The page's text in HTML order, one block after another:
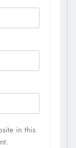
in this